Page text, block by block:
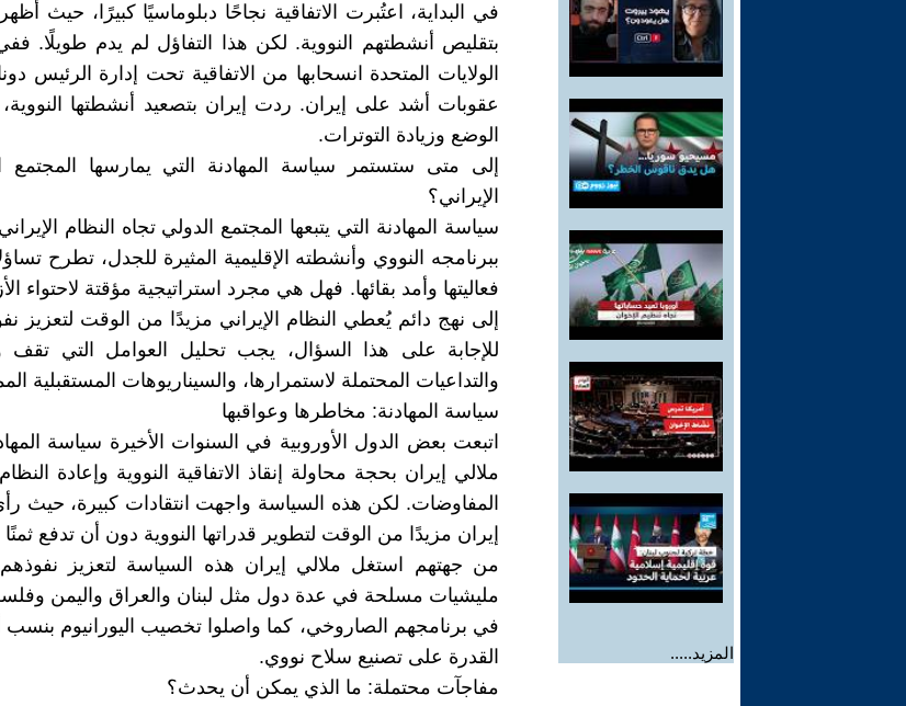
المزيد.....
في البداية، اعتُبرت الاتفاقية نجاحًا دبلوماسيًا كبيرًا، حيث
الولايات المتحدة انسحابها من الاتفاقية تحت إدارة الرئيس
عقوبات أشد على إيران. ردت إيران بتصعيد أنشطتها
الوضع وزيادة التوترات.
إلى متى ستستمر سياسة المهادنة التي يمارسها المجتمع
الإيراني؟
سياسة المهادنة التي يتبعها المجتمع الدولي تجاه النظام
ببرنامجه النووي وأنشطته الإقليمية المثيرة للجدل، تطرح
فعاليتها وأمد بقائها. فهل هي مجرد استراتيجية مؤقتة لاحتواء
إلى نهج دائم يُعطي النظام الإيراني مزيدًا من الوقت لتعزيز
للإجابة على هذا السؤال، يجب تحليل العوامل التي تقف
والتداعيات المحتملة لاستمرارها، والسيناريوهات المستقبلية
سياسة المهادنة: مخاطرها وعواقبها
اتبعت بعض الدول الأوروبية في السنوات الأخيرة سياسة
ملالي إيران بحجة محاولة إنقاذ الاتفاقية النووية وإعادة
المفاوضات. لكن هذه السياسة واجهت انتقادات كبيرة، حيث
إيران مزيدًا من الوقت لتطوير قدراتها النووية دون أن تدفع ثمنًا
من جهتهم استغل ملالي إيران هذه السياسة لتعزيز
مليشيات مسلحة في عدة دول مثل لبنان والعراق واليمن
في برنامجهم الصاروخي، كما واصلوا تخصيب اليورانيوم
القدرة على تصنيع سلاح نووي.
مفاجآت محتملة: ما الذي يمكن أن يحدث؟